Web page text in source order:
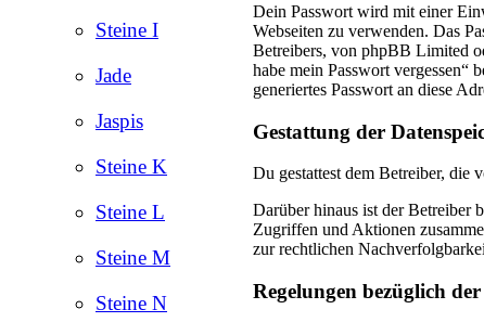
Steine I
Jade
Jaspis
Steine K
Steine L
Steine M
Steine N
Dein Passwort wird mit einer
Webseiten zu verwenden. Das
Betreibers, von phpBB Limited
habe mein Passwort vergessen“
generiertes Passwort an diese
Gestattung der
Du gestattest dem Betreiber, die
Darüber hinaus ist der Betreiber
Zugriffen und Aktionen
zur rechtlichen
Regelungen bezüglich